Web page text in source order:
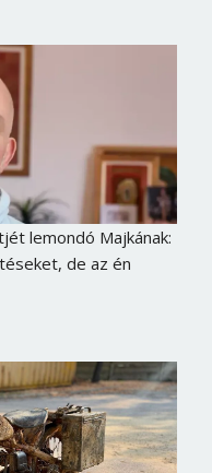
lemondó Majkának:
de az én